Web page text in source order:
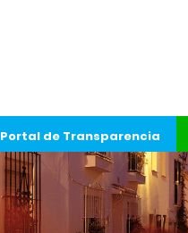
Portal de Transparencia